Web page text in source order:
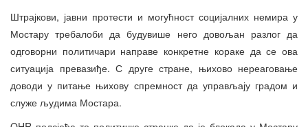
Штрајкови, јавни протести и могућност социјалних немира у
Мостару требалоби да будувише него довољан разлог да
одговорни политичари направе конкретне кораке да се ова
ситуација превазиђе. С друге стране, њихово нереаговање
доводи у питање њихову спремност да управљају градом и
служе људима Мостара.